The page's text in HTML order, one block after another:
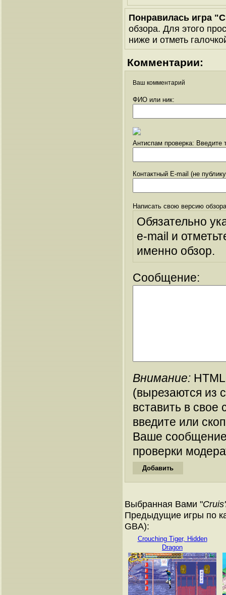
Понравилась игра
обзора. Для этого
ниже и отметь
Комментарии:
Ваш комментарий
ФИО или ник:
Антиспам проверка: Введите
Контактный E-mail (не
Написать свою версию
Обязательно
e-mail и
именно обзор.
Сообщение:
Внимание:
(вырезаются из
вставить в
введите или
Ваше
проверки
Выбранная Вами "
Предыдущие игры по
GBA):
Crouching Tiger, Hidden
Dragon